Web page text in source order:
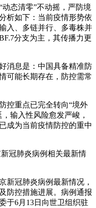
态清零”不动摇，严防境
析如下：当前疫情形势依
入、多链并行、多毒株并
分支为主，其传播力更
消息是：中国具备精准防
可能长期存在，防控需常
控重点已完全转向“境外
输入性风险愈发严峻，
成为当前疫情防控的重中
冠肺炎病例相关最新情
新冠肺炎病例最新情况，
防控措施进展。病例通报
于6月13日向世卫组织驻